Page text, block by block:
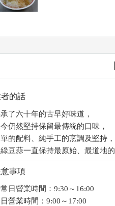
的話
了六十年的古早好味道，
仍然堅持保留最傳統的口味，
的配料、純手工的烹調及堅持，
豆蒜一直保持最原始、最道地的
事項
日營業時間：9:30～16:00
營業時間：9:00～17:00